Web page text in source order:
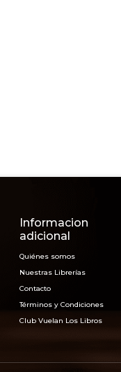
Informacion
adicional
Quiénes somos
Nuestras Librerías
Contacto
Términos y Condiciones
Club Vuelan Los Libros